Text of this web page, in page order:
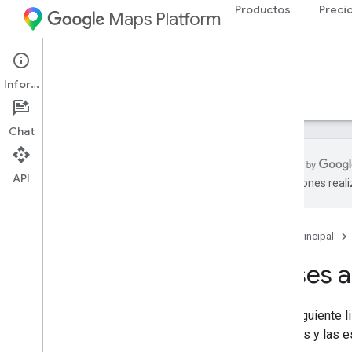
Maps Platform Productos
Environment
Guías
traducciones
Página principal
En la
los tipos y las
Información
Chat
API